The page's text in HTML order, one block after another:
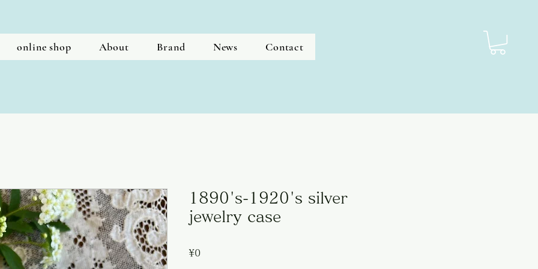
online shop About Brand News Contact
1890's-1920's silver
jewelry case
¥0